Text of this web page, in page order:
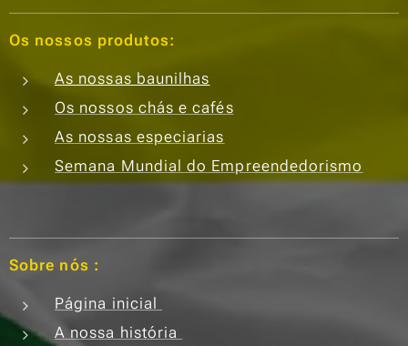
Os nossos produtos:
As nossas baunilhas
Os nossos chás e cafés
As nossas especiarias
Semana Mundial do Empreendedorismo
Sobre nós :
Página inicial
A nossa história